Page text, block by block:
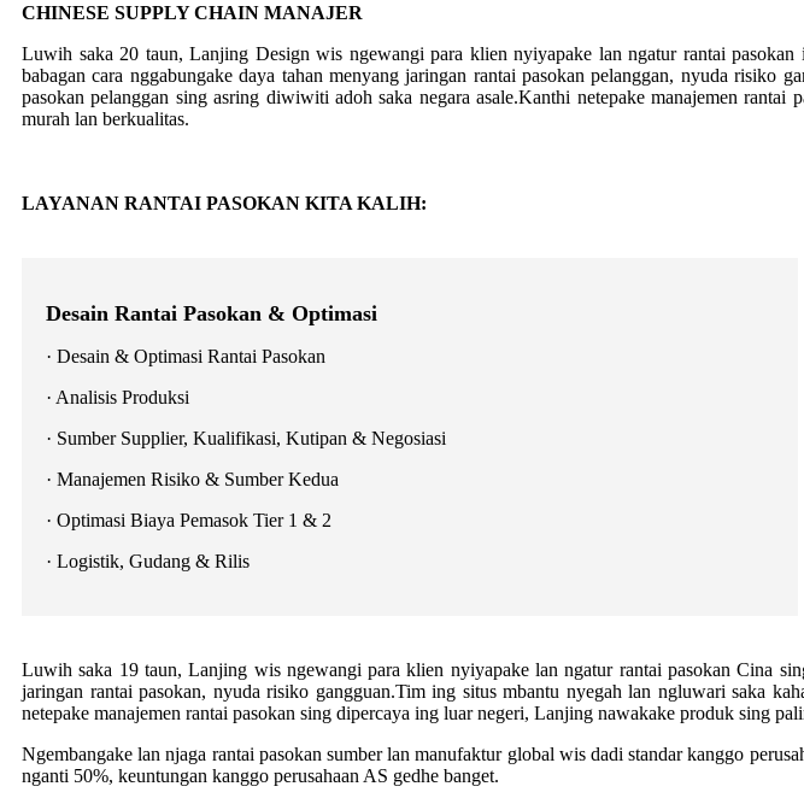
CHINESE SUPPLY CHAIN ​​MANAJER
Luwih saka 20 taun, Lanjing Design wis ngewangi para klien nyiyapake lan ngatur rantai
babagan cara nggabungake daya tahan menyang jaringan rantai pasokan pelanggan, nyuda
pasokan pelanggan sing asring diwiwiti adoh saka negara asale.Kanthi netepake manajemen
murah lan berkualitas.
LAYANAN RANTAI PASOKAN KITA KALIH:
Desain Rantai Pasokan & Optimasi
· Desain & Optimasi Rantai Pasokan
· Analisis Produksi
· Sumber Supplier, Kualifikasi, Kutipan & Negosiasi
· Manajemen Risiko & Sumber Kedua
· Optimasi Biaya Pemasok Tier 1 & 2
· Logistik, Gudang & Rilis
Luwih saka 19 taun, Lanjing wis ngewangi para klien nyiyapake lan ngatur rantai pasokan Cina
jaringan rantai pasokan, nyuda risiko gangguan.Tim ing situs mbantu nyegah lan ngluwari saka
netepake manajemen rantai pasokan sing dipercaya ing luar negeri, Lanjing nawakake produk sing
Ngembangake lan njaga rantai pasokan sumber lan manufaktur global wis dadi standar kanggo
nganti 50%, keuntungan kanggo perusahaan AS gedhe banget.